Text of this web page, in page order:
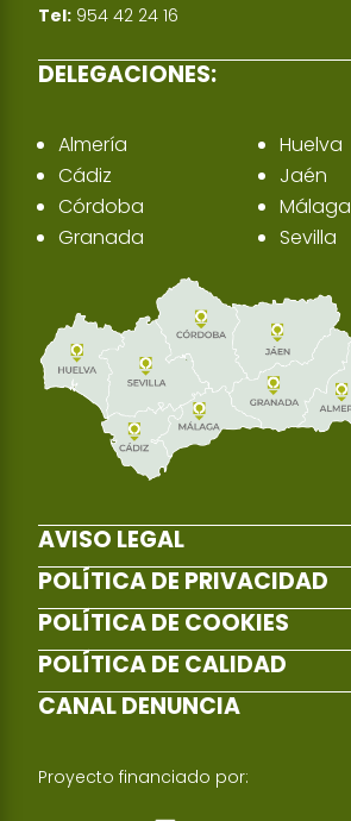
Tel: 954 42 24 16
DELEGACIONES:
Almería
Cádiz
Córdoba
Granada
Huelva
Jaén
Málaga
Sevilla
AVISO LEGAL
POLÍTICA DE PRIVACIDAD
POLÍTICA DE COOKIES
POLÍTICA DE CALIDAD
CANAL DENUNCIA
Proyecto financiado por: